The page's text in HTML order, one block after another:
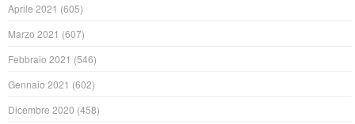
Aprile 2021 (605)
Marzo 2021 (607)
Febbraio 2021 (546)
Gennaio 2021 (602)
Dicembre 2020 (458)